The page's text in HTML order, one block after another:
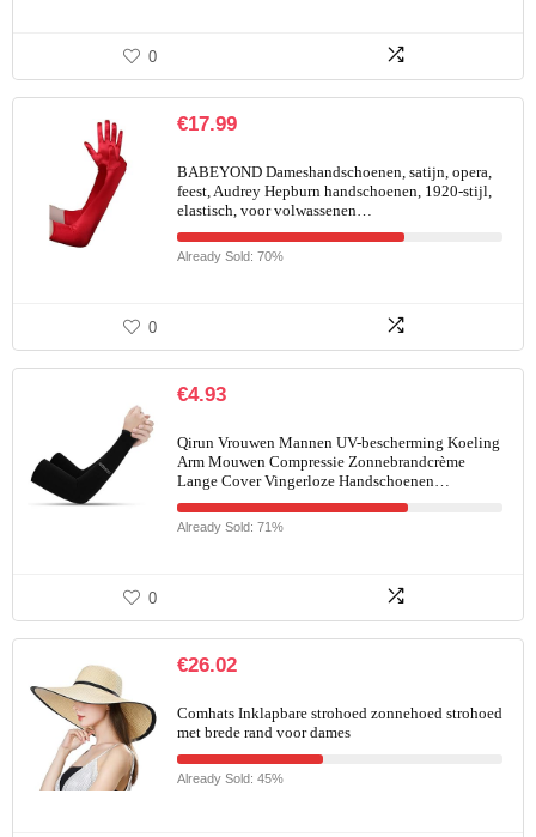
0
€17.99
BABEYOND Dameshandschoenen, satijn, opera,
feest, Audrey Hepburn handschoenen, 1920-stijl,
elastisch, voor volwassenen…
Already Sold: 70%
0
€4.93
Qirun Vrouwen Mannen UV-bescherming Koeling
Arm Mouwen Compressie Zonnebrandcrème
Lange Cover Vingerloze Handschoenen…
Already Sold: 71%
0
€26.02
Comhats Inklapbare strohoed zonnehoed strohoed
met brede rand voor dames
Already Sold: 45%